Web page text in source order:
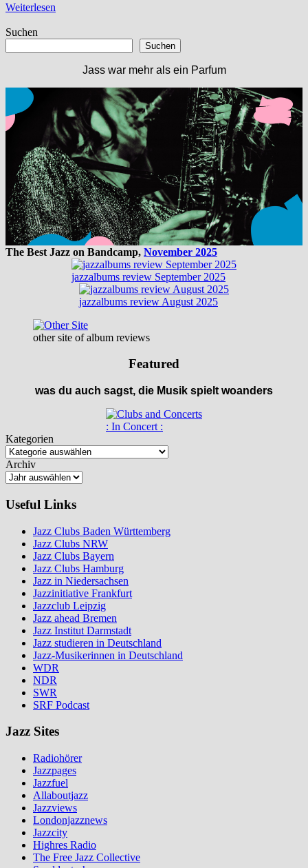
Weiterlesen
Suchen
Suchen
Jass war mehr als ein Parfum
The Best Jazz on Bandcamp, November 2025
jazzalbums review September 2025
jazzalbums review August 2025
other site of album reviews
Featured
was du auch sagst, die Musik spielt woanders
: In Concert :
Kategorien
Archiv
Useful Links
Jazz Clubs Baden Württemberg
Jazz Clubs NRW
Jazz Clubs Bayern
Jazz Clubs Hamburg
Jazz in Niedersachsen
Jazzinitiative Frankfurt
Jazzclub Leipzig
Jazz ahead Bremen
Jazz Institut Darmstadt
Jazz studieren in Deutschland
Jazz-Musikerinnen in Deutschland
WDR
NDR
SWR
SRF Podcast
Jazz Sites
Radiohörer
Jazzpages
Jazzfuel
Allaboutjazz
Jazzviews
Londonjazznews
Jazzcity
Highres Radio
The Free Jazz Collective